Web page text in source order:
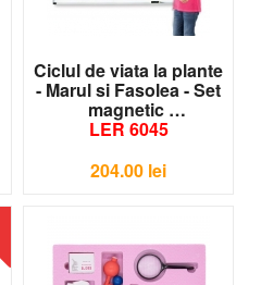
Ciclul de viata la plante
- Marul si Fasolea - Set
magnetic
LER 6045
204.00 lei